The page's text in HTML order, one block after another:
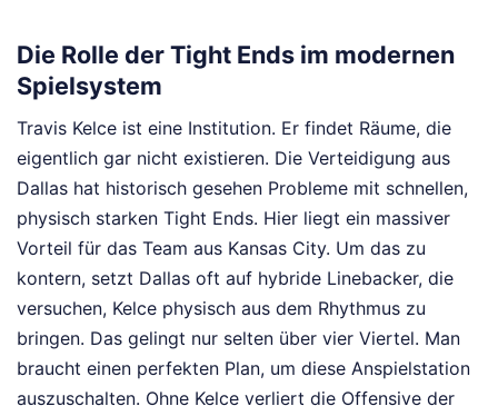
Die Rolle der Tight Ends im modernen
Spielsystem
Travis Kelce ist eine Institution. Er findet Räume, die
eigentlich gar nicht existieren. Die Verteidigung aus
Dallas hat historisch gesehen Probleme mit schnellen,
physisch starken Tight Ends. Hier liegt ein massiver
Vorteil für das Team aus Kansas City. Um das zu
kontern, setzt Dallas oft auf hybride Linebacker, die
versuchen, Kelce physisch aus dem Rhythmus zu
bringen. Das gelingt nur selten über vier Viertel. Man
braucht einen perfekten Plan, um diese Anspielstation
auszuschalten. Ohne Kelce verliert die Offensive der